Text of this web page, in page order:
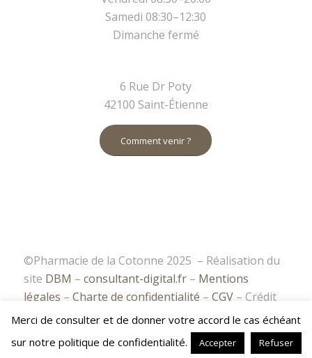
Samedi 08:30–12:30
Dimanche fermé
6 Rue Dr Poty
42100 Saint-Étienne
Comment venir ?
©Pharmacie de la Cotonne 2025 – Réalisation du
site DBM – consultant-digital.fr– Mentions
légales – Charte de confidentialité – CGV– Crédit
photos : DBM etFreepick
Merci de consulter et de donner votre accord le cas échéant
sur notre politique de confidentialité.
Accepter Refuser